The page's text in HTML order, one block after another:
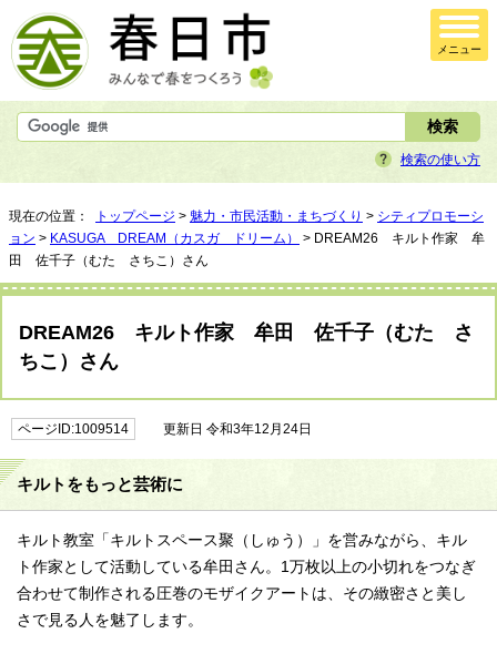
メニュー
検索の使い方
現在の位置： トップページ > 魅力・市民活動・まちづくり > シティプロモーシ
ョン > KASUGA DREAM（カスガ ドリーム）
> DREAM26 キルト作家 牟
田 佐千子（むた さちこ）さん
DREAM26 キルト作家 牟田 佐千子（むた さ
ちこ）さん
ページID:1009514 更新日 令和3年12月24日
キルトをもっと芸術に
キルト教室「キルトスペース聚（しゅう）」を営みながら、キル
ト作家として活動している牟田さん。1万枚以上の小切れをつなぎ
合わせて制作される圧巻のモザイクアートは、その緻密さと美し
さで見る人を魅了します。